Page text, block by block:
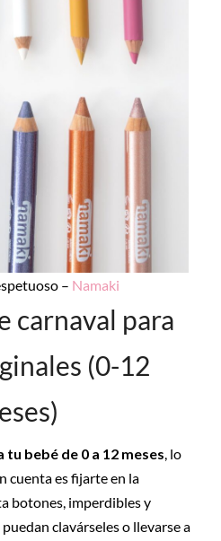
– Namaki
carnaval para
(0-12
bebé de 0 a 12 meses, lo
cuenta es fijarte en la
botones, imperdibles y
clavárseles o llevarse a